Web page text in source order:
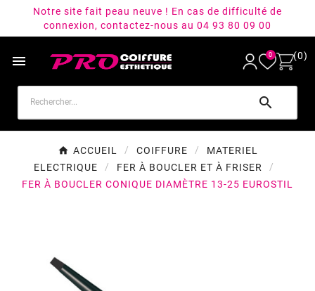
Notre site fait peau neuve ! En cas de difficulté de
connexion, contactez-nous au 04 93 80 09 00
 0 (0)

ACCUEIL COIFFURE
MATERIEL
ELECTRIQUE
FER À BOUCLER ET À FRISER
FER À BOUCLER CONIQUE DIAMÈTRE 13-25 EUROSTIL